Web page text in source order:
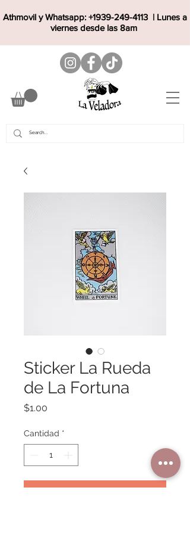
Athmovil y Whatsapp: +1939-249-4113 | Lunes a
viernes desde las 8am
Sticker La Rueda
de La Fortuna
$1.00
Cantidad *